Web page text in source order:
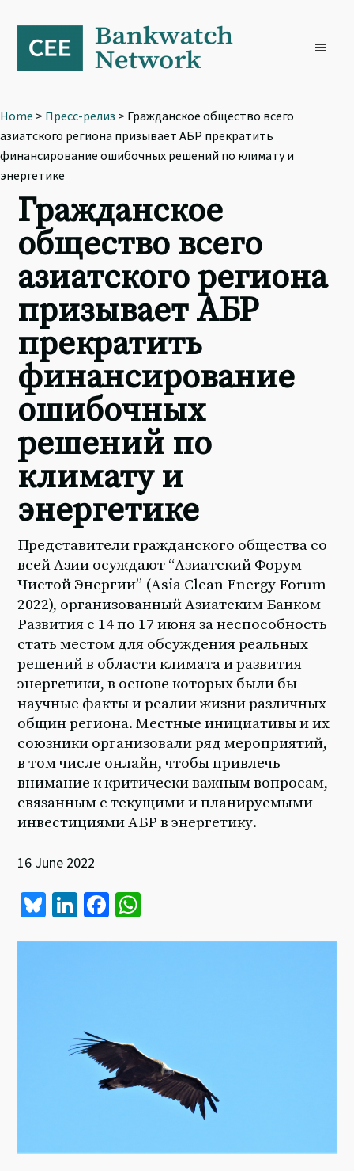
primary
navigation
content
footer
Home > Пресс-релиз > Гражданское общество всего
азиатского региона призывает АБР прекратить
финансирование ошибочных решений по климату и
энергетике
Гражданское
общество всего
азиатского региона
призывает АБР
прекратить
финансирование
ошибочных
решений по
климату и
энергетике
Представители гражданского общества со
всей Азии осуждают “Азиатский Форум
Чистой Энергии” (Asia Clean Energy Forum
2022), организованный Азиатским Банком
Развития с 14 по 17 июня за неспособность
стать местом для обсуждения реальных
решений в области климата и развития
энергетики, в основе которых были бы
научные факты и реалии жизни различных
общин региона. Местные инициативы и их
союзники организовали ряд мероприятий,
в том числе онлайн, чтобы привлечь
внимание к критически важным вопросам,
связанным с текущими и планируемыми
инвестициями АБР в энергетику.
16 June 2022
Bl Li Fa
k